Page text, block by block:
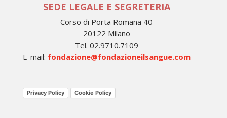
SEDE LEGALE E SEGRETERIA
Corso di Porta Romana 40
20122 Milano
Tel. 02.9710.7109
E-mail: fondazione@fondazioneilsangue.com
Privacy Policy Cookie Policy